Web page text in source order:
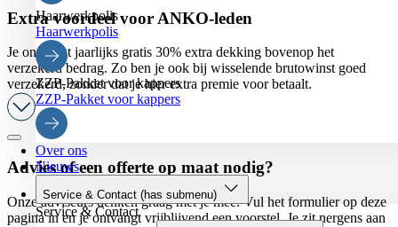
Haarwerkpolis
Haarwerkpolis
ZZP-Pakket voor kappers
ZZP-Pakket voor kappers
Over ons
Nieuws
Service & Contact (has submenu)
Service & Contact
Extra voordeel voor ANKO-leden
Je ontvangt jaarlijks gratis 30% extra dekking bovenop het
verzekerd bedrag. Zo ben je ook bij wisselende brutowinst goed
verzekerd, zonder dat je hier extra premie voor betaalt.
Advies of een offerte op maat nodig?
Onze adviseurs denken graag met je mee. Vul het formulier op deze
pagina in en je ontvangt vrijblijvend een voorstel. Je zit nergens aan